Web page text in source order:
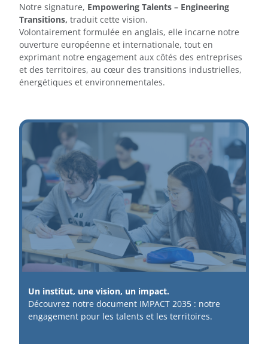
Notre signature, Empowering Talents – Engineering
Transitions, traduit cette vision.
Volontairement formulée en anglais, elle incarne notre
ouverture européenne et internationale, tout en
exprimant notre engagement aux côtés des entreprises
et des territoires, au cœur des transitions industrielles,
énergétiques et environnementales.
Un institut, une vision, un impact.
Découvrez notre document IMPACT 2035 : notre
engagement pour les talents et les territoires.